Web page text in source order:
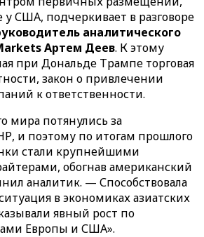
у США, подчеркивает в разговоре
аналитического
Артем Деев. К этому
при Дональде Трампе торговая
закон о привлечении
к ответственности.
мира потянулись за
и поэтому по итогам прошлого
стали крупнейшими
обогнав американский
аналитик. — Способствовала
в экономиках азиатских
явный рост по
Европы и США».